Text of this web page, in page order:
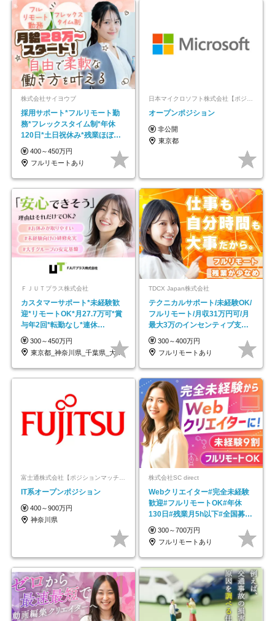
株式会社サイヨウブ
採用サポート*フルリモート勤
務*フレックスタイム制*年休
120日*土日祝休み*残業ほぼな
し*育児中社員8割以上
400～450万円
フルリモートあり
日本マイクロソフト株式会社【ポジションマッチ登録】
オープンポジション
非公開
東京都
ＦＪＵＴプラス株式会社
カスタマーサポート*未経験歓
迎*リモートOK*月27.7万可*賞
与年2回*転勤なし*連休
OK/ZE010232
300～450万円
東京都_神奈川県_千葉県_大阪府_愛知県…
TDCX Japan株式会社
テクニカルサポート/未経験OK/
フルリモート/月収31万円可/月
最大3万のインセンティブ支給/
平均年齢33歳
300～400万円
フルリモートあり
富士通株式会社【ポジションマッチ登録】
IT系オープンポジション
400～900万円
神奈川県
株式会社SC direct
Webクリエイター#完全未経験
歓迎#フルリモートOK#年休
130日#残業月5h以下#全国募集
#最大1年の研修
300～700万円
フルリモートあり